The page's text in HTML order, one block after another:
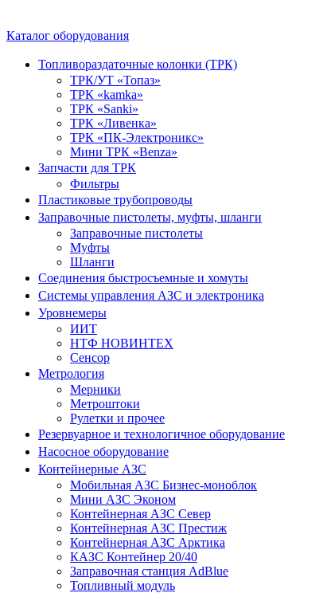
Каталог оборудования
Топливораздаточные колонки (ТРК)
ТРК/УТ «Топаз»
ТРК «kamka»
ТРК «Sanki»
ТРК «Ливенка»
ТРК «ПК-Электроникс»
Мини ТРК «Benza»
Запчасти для ТРК
Фильтры
Пластиковые трубопроводы
Заправочные пистолеты, муфты, шланги
Заправочные пистолеты
Муфты
Шланги
Соединения быстросъемные и хомуты
Системы управления АЗС и электроника
Уровнемеры
ИИТ
НТФ НОВИНТЕХ
Сенсор
Метрология
Мерники
Метроштоки
Рулетки и прочее
Резервуарное и технологичное оборудование
Насосное оборудование
Контейнерные АЗС
Мобильная АЗС Бизнес-моноблок
Мини АЗС Эконом
Контейнерная АЗС Север
Контейнерная АЗС Престиж
Контейнерная АЗС Арктика
КАЗС Контейнер 20/40
Заправочная станция AdBlue
Топливный модуль